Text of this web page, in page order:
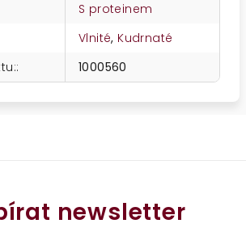
S proteinem
Vlnité, Kudrnaté
: 1000560
newsletter